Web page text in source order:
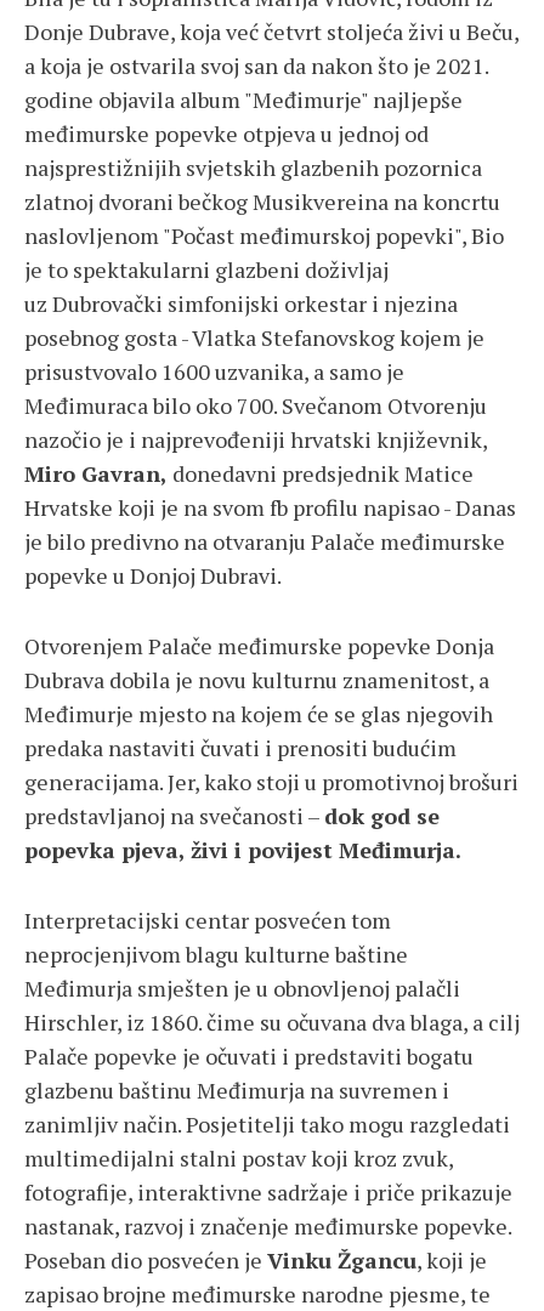
Donje Dubrave, koja već četvrt stoljeća živi u Beču,
a koja je ostvarila svoj san da nakon što je 2021.
godine objavila album "Međimurje" najljepše
međimurske popevke otpjeva u jednoj od
najsprestižnijih svjetskih glazbenih pozornica
zlatnoj dvorani bečkog Musikvereina na koncrtu
naslovljenom "Počast međimurskoj popevki", Bio
je to spektakularni glazbeni doživljaj
uz Dubrovački simfonijski orkestar i njezina
posebnog gosta - Vlatka Stefanovskog kojem je
prisustvovalo 1600 uzvanika, a samo je
Međimuraca bilo oko 700. Svečanom Otvorenju
nazočio je i najprevođeniji hrvatski književnik,
Miro Gavran, donedavni predsjednik Matice
Hrvatske koji je na svom fb profilu napisao - Danas
je bilo predivno na otvaranju Palače međimurske
popevke u Donjoj Dubravi.
Otvorenjem Palače međimurske popevke Donja
Dubrava dobila je novu kulturnu znamenitost, a
Međimurje mjesto na kojem će se glas njegovih
predaka nastaviti čuvati i prenositi budućim
generacijama. Jer, kako stoji u promotivnoj brošuri
predstavljanoj na svečanosti – dok god se
popevka pjeva, živi i povijest Međimurja.
Interpretacijski centar posvećen tom
neprocjenjivom blagu kulturne baštine
Međimurja smješten je u obnovljenoj palačli
Hirschler, iz 1860. čime su očuvana dva blaga, a cilj
Palače popevke je očuvati i predstaviti bogatu
glazbenu baštinu Međimurja na suvremen i
zanimljiv način. Posjetitelji tako mogu razgledati
multimedijalni stalni postav koji kroz zvuk,
fotografije, interaktivne sadržaje i priče prikazuje
nastanak, razvoj i značenje međimurske popevke.
Poseban dio posvećen je Vinku Žgancu, koji je
zapisao brojne međimurske narodne pjesme, te